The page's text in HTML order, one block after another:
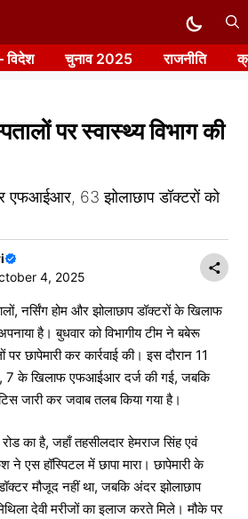
विदेश चुनाव 2025 राजनीति
पर स्वास्थ्य विभाग की
एफआईआर, 63 झोलाछाप डॉक्टरों को
4, 2025
नर्सिंग होम और झोलाछाप डॉक्टरों के खिलाफ
है। बुधवार को विभागीय टीम ने बबेरू
छापेमारी कर कार्रवाई की। इस दौरान 11
7 के खिलाफ एफआईआर दर्ज की गई, जबकि
जारी कर जवाब तलब किया गया है।
का है, जहाँ तहसीलदार हेमराज सिंह एवं
एस हॉस्पिटल में छापा मारा। छापेमारी के
मौजूद नहीं था, जबकि अंदर झोलाछाप
देवी मरीजों का इलाज करते मिले। मौके पर